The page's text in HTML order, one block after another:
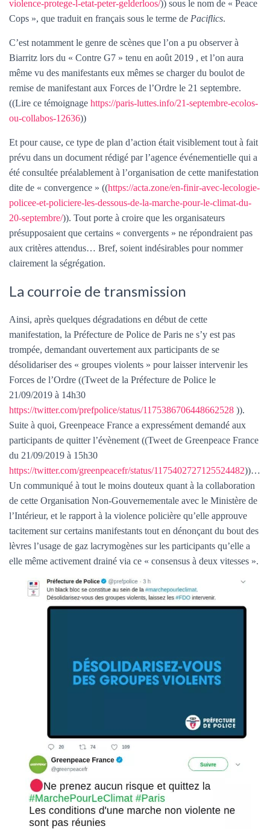
violence-protege-l-etat-peter-gelderloos/)) sous le nom de « Peace
Cops », que traduit en français sous le terme de Paciflics.
C’est notamment le genre de scènes que l’on a pu observer à
Biarritz lors du « Contre G7 » tenu en août 2019 , et l’on aura
même vu des manifestants eux mêmes se charger du boulot de
remise de manifestant aux Forces de l’Ordre le 21 septembre.
((Lire ce témoignage https://paris-luttes.info/21-septembre-ecolos-
ou-collabos-12636))
Et pour cause, ce type de plan d’action était visiblement tout à fait
prévu dans un document rédigé par l’agence événementielle qui a
été consultée préalablement à l’organisation de cette manifestation
dite de « convergence » ((https://acta.zone/en-finir-avec-lecologie-
policee-et-policiere-les-dessous-de-la-marche-pour-le-climat-du-
20-septembre/)). Tout porte à croire que les organisateurs
présupposaient que certains « convergents » ne répondraient pas
aux critères attendus… Bref, soient indésirables pour nommer
clairement la ségrégation.
La courroie de transmission
Ainsi, après quelques dégradations en début de cette
manifestation, la Préfecture de Police de Paris ne s’y est pas
trompée, demandant ouvertement aux participants de se
désolidariser des « groupes violents » pour laisser intervenir les
Forces de l’Ordre ((Tweet de la Préfecture de Police le
21/09/2019 à 14h30
https://twitter.com/prefpolice/status/1175386706448662528 )).
Suite à quoi, Greenpeace France a expressément demandé aux
participants de quitter l’évènement ((Tweet de Greenpeace France
du 21/09/2019 à 15h30
https://twitter.com/greenpeacefr/status/1175402727125524482))…
Un communiqué à tout le moins douteux quant à la collaboration
de cette Organisation Non-Gouvernementale avec le Ministère de
l’Intérieur, et le rapport à la violence policière qu’elle approuve
tacitement sur certains manifestants tout en dénonçant du bout des
lèvres l’usage de gaz lacrymogènes sur les participants qu’elle a
elle même activement drainé via ce « consensus à deux vitesses ».